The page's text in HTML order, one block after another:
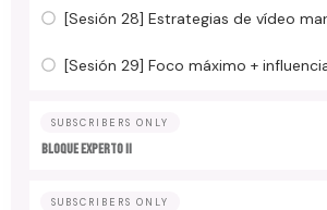
[Sesión 28] Estrategias de vídeo
[Sesión 29] Foco máximo +
SUBSCRIBERS ONLY
BLOQUE EXPERTO II
SUBSCRIBERS ONLY